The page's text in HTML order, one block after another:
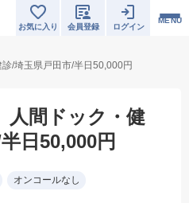
MENU
お気に入り 会員登録 ログイン
/埼玉県戸田市/半日50,000円
人間ドック・健
日50,000円
オンコールなし